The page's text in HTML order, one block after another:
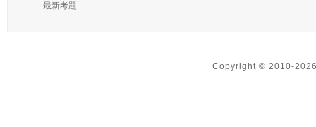
最新考題
Copyright © 2010-